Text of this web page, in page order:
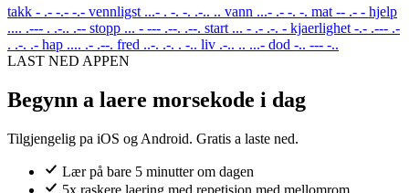
takk - .- -.- -.- vennligst ...- . -. -. .-.. .. vann ...- .- -. -. mat -- .- - hjelp
.... .--- . .-.. .-- stopp ... - --- .--. .--. start ... - .- .-. - kjaerlighet -.- .--- .-
. .-. .- hap .... .- .--. fred ..-. .-. . -.. liv .-.. .. ...- dod -.. --- -..
LAST NED APPEN
Begynn a laere morsekode i dag
Tilgjengelig pa iOS og Android. Gratis a laste ned.
Lær på bare 5 minutter om dagen
5x raskere laering med repetisjon med mellomrom